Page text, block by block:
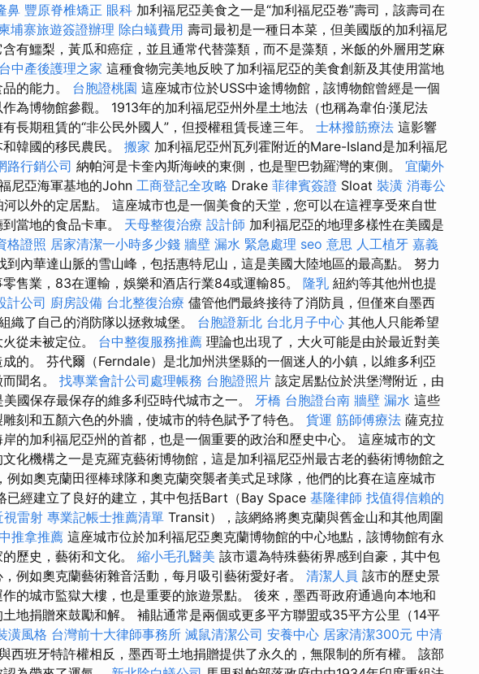
鼻 豐原脊椎矯正 眼科 加利福尼亞美食之一是“加利福尼亞卷”壽司，該壽司在
埔寨旅遊簽證辦理 除白蟻費用 壽司最初是一種日本菜，但美國版的加利福尼
有鱷梨，黃瓜和癌症，並且通常代替藻類，而不是藻類，米飯的外層用芝麻
台中產後護理之家 這種食物完美地反映了加利福尼亞的美食創新及其使用當地
的能力。 台胞證桃園 這座城市位於USS中途博物館，該博物館曾經是一個
為博物館參觀。 1913年的加利福尼亞州外星土地法（也稱為韋伯·漢尼法
長期租賃的“非公民外國人”，但授權租賃長達三年。 士林撥筋療法 這影響
韓國的移民農民。 搬家 加利福尼亞州瓦列霍附近的Mare-Island是加利福尼
路行銷公司 納帕河是卡奎內斯海峽的東側，也是聖巴勃羅灣的東側。 宜蘭外
尼亞海軍基地的John 工商登記全攻略 Drake 菲律賓簽證 Sloat 裝潢 消毒公
以外的定居點。 這座城市也是一個美食的天堂，您可以在這裡享受來自世
當地的食品卡車。 天母整復治療 設計師 加利福尼亞的地理多樣性在美國是
格證照 居家清潔一小時多少錢 牆壁 漏水 緊急處理 seo 意思 人工植牙 嘉義
到內華達山脈的雪山峰，包括惠特尼山，這是美國大陸地區的最高點。 努力
售業，83在運輸，娛樂和酒店行業84或運輸85。 隆乳 紐約等其他州也提
計公司 廚房設備 台北整復治療 儘管他們最終接待了消防員，但僅來自墨西
織了自己的消防隊以拯救城堡。 台胞證新北 台北月子中心 其他人只能希望
從未被定位。 台中整復服務推薦 理論也出現了，大火可能是由於最近對美
的。 芬代爾（Ferndale）是北加州洪堡縣的一個迷人的小鎮，以維多利亞
聞名。 找專業會計公司處理帳務 台胞證照片 該定居點位於洪堡灣附近，由
國保存最保存的維多利亞時代城市之一。
牙橋 台胞證台南 牆壁 漏水 這些
刻和五顏六色的外牆，使城市的特色賦予了特色。 貨運 筋師傅療法 薩克拉
的加利福尼亞州的首都，也是一個重要的政治和歷史中心。 這座城市的文
化機構之一是克羅克藝術博物館，這是加利福尼亞州最古老的藝術博物館之
例如奧克蘭田徑棒球隊和奧克蘭突襲者美式足球隊，他們的比賽在這座城市
已經建立了良好的建立，其中包括Bart（Bay Space 基隆律師 找值得信賴的
視雷射 專業記帳士推薦清單 Transit），該網絡將奧克蘭與舊金山和其他周圍
推拿推薦 這座城市位於加利福尼亞奧克蘭博物館的中心地點，該博物館有永
歷史，藝術和文化。 縮小毛孔醫美 該市還為特殊藝術界感到自豪，其中包
例如奧克蘭藝術雜音活動，每月吸引藝術愛好者。 清潔人員 該市的歷史景
的城市監獄大樓，也是重要的旅遊景點。 後來，墨西哥政府通過向本地和
地捐贈來鼓勵和解。 補貼通常是兩個或更多平方聯盟或35平方公里（14平
潢風格 台灣前十大律師事務所 滅鼠清潔公司 安養中心 居家清潔300元 中清
西班牙特許權相反，墨西哥土地捐贈提供了永久的，無限制的所有權。 該部